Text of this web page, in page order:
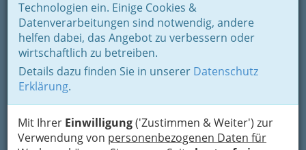
Technologien ein. Einige Cookies &
Datenverarbeitungen sind notwendig, andere
helfen dabei, das Angebot zu verbessern oder
wirtschaftlich zu betreiben.
Details dazu finden Sie in unserer Datenschutz
Erklärung.
Mit Ihrer Einwilligung('Zustimmen & Weiter') zur
Verwendung von personenbezogenen Daten für
Diverses Fastfood -
schnelles Essen und gut,
wenn die Qualität stimmt
Würstelständen, Imbissbuden und Kebab-
Lokalengibt es eine Vielzahl an Möglichkeiten in